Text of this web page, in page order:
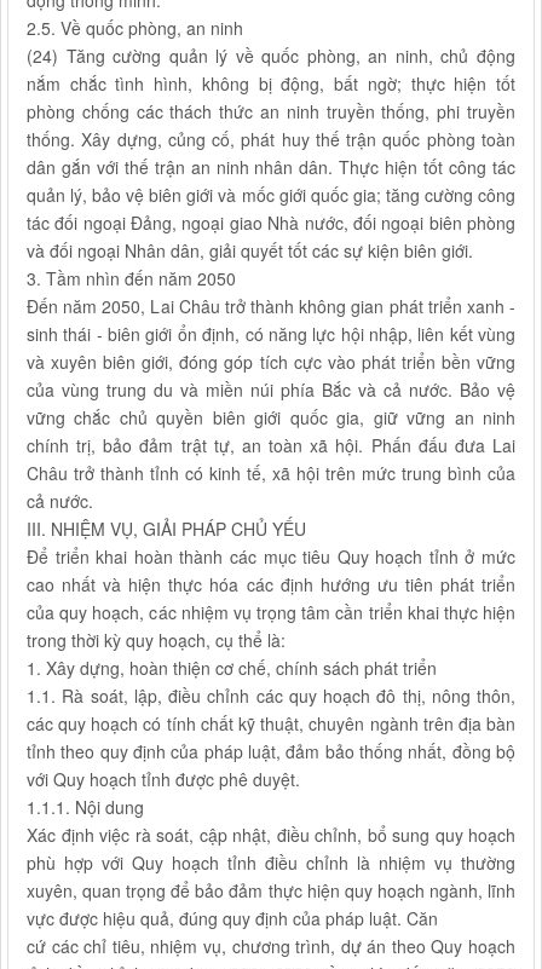
2.5. Về quốc phòng, an ninh
(24) Tăng cường quản lý về quốc phòng, an ninh, chủ động
nắm chắc tình hình, không bị động, bất ngờ; thực hiện tốt
phòng chống các thách thức an ninh truyền thống, phi truyền
thống. Xây dựng, củng cố, phát huy thế trận quốc phòng toàn
dân gắn với thế trận an ninh nhân dân. Thực hiện tốt công tác
quản lý, bảo vệ biên giới và mốc giới quốc gia; tăng cường công
tác đối ngoại Đảng, ngoại giao Nhà nước, đối ngoại biên phòng
và đối ngoại Nhân dân, giải quyết tốt các sự kiện biên giới.
3. Tầm nhìn đến năm 2050
Đến năm 2050, Lai Châu trở thành không gian phát triển xanh -
sinh thái - biên giới ổn định, có năng lực hội nhập, liên kết vùng
và xuyên biên giới, đóng góp tích cực vào phát triển bền vững
của vùng trung du và miền núi phía Bắc và cả nước. Bảo vệ
vững chắc chủ quyền biên giới quốc gia, giữ vững an ninh
chính trị, bảo đảm trật tự, an toàn xã hội. Phấn đấu đưa Lai
Châu trở thành tỉnh có kinh tế, xã hội trên mức trung bình của
cả nước.
III. NHIỆM VỤ, GIẢI PHÁP CHỦ YẾU
Để triển khai hoàn thành các mục tiêu Quy hoạch tỉnh ở mức
cao nhất và hiện thực hóa các định hướng ưu tiên phát triển
của quy hoạch, các nhiệm vụ trọng tâm cần triển khai thực hiện
trong thời kỳ quy hoạch, cụ thể là:
1. Xây dựng, hoàn thiện cơ chế, chính sách phát triển
1.1. Rà soát, lập, điều chỉnh các quy hoạch đô thị, nông thôn,
các quy hoạch có tính chất kỹ thuật, chuyên ngành trên địa bàn
tỉnh theo quy định của pháp luật, đảm bảo thống nhất, đồng bộ
với Quy hoạch tỉnh được phê duyệt.
1.1.1. Nội dung
Xác định việc rà soát, cập nhật, điều chỉnh, bổ sung quy hoạch
phù hợp với Quy hoạch tỉnh điều chỉnh là nhiệm vụ thường
xuyên, quan trọng để bảo đảm thực hiện quy hoạch ngành, lĩnh
vực được hiệu quả, đúng quy định của pháp luật. Căn
cứ các chỉ tiêu, nhiệm vụ, chương trình, dự án theo Quy hoạch